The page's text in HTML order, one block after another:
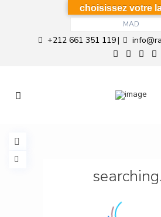
MAD
+212 661 351 119|
choisissez votre